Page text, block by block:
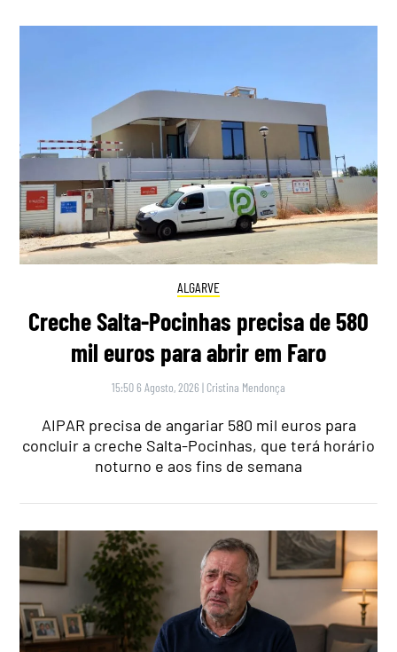
ALGARVE
Creche Salta-Pocinhas precisa de 580
mil euros para abrir em Faro
15:50 6 Agosto, 2026 | Cristina Mendonça
AIPAR precisa de angariar 580 mil euros para
concluir a creche Salta-Pocinhas, que terá horário
noturno e aos fins de semana